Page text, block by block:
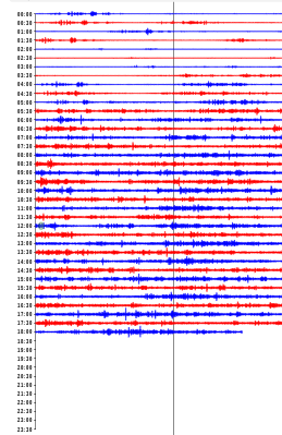
00:00
00:30
01:00
01:30
02:00
02:30
03:00
03:30
04:00
04:30
05:00
05:30
06:00
06:30
07:00
07:30
08:00
08:30
09:00
09:30
10:00
10:30
11:00
11:30
12:00
12:30
13:00
13:30
14:00
14:30
15:00
15:30
16:00
16:30
17:00
17:30
18:00
18:30
19:00
19:30
20:00
20:30
21:00
21:30
22:00
22:30
23:00
23:30